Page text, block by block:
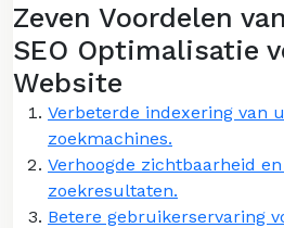
Zeven Voordelen
SEO Optimalisatie
Website
Verbeterde indexering van
zoekmachines.
Verhoogde zichtbaarheid
zoekresultaten.
Betere gebruikerservaring